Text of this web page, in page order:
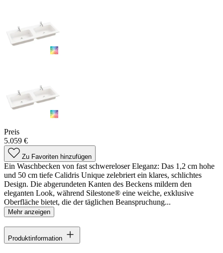
Preis
5.059 €
Zu Favoriten hinzufügen
Ein Waschbecken von fast schwereloser Eleganz: Das 1,2 cm hohe
und 50 cm tiefe Calidris Unique zelebriert ein klares, schlichtes
Design. Die abgerundeten Kanten des Beckens mildern den
eleganten Look, während Silestone® eine weiche, exklusive
Oberfläche bietet, die der täglichen Beanspruchung...
Mehr anzeigen
Produktinformation